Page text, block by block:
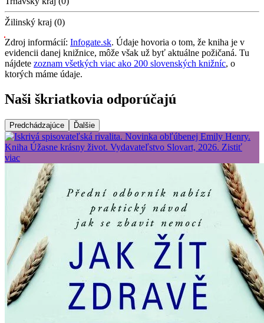
Žilinský kraj (0)
Zdroj informácií: Infogate.sk. Údaje hovoria o tom, že kniha je v
evidencii danej knižnice, môže však už byť aktuálne požičaná. Tu
nájdete zoznam všetkých viac ako 200 slovenských knižníc, o
ktorých máme údaje.
Naši škriatkovia odporúčajú
Predchádzajúce Ďalšie